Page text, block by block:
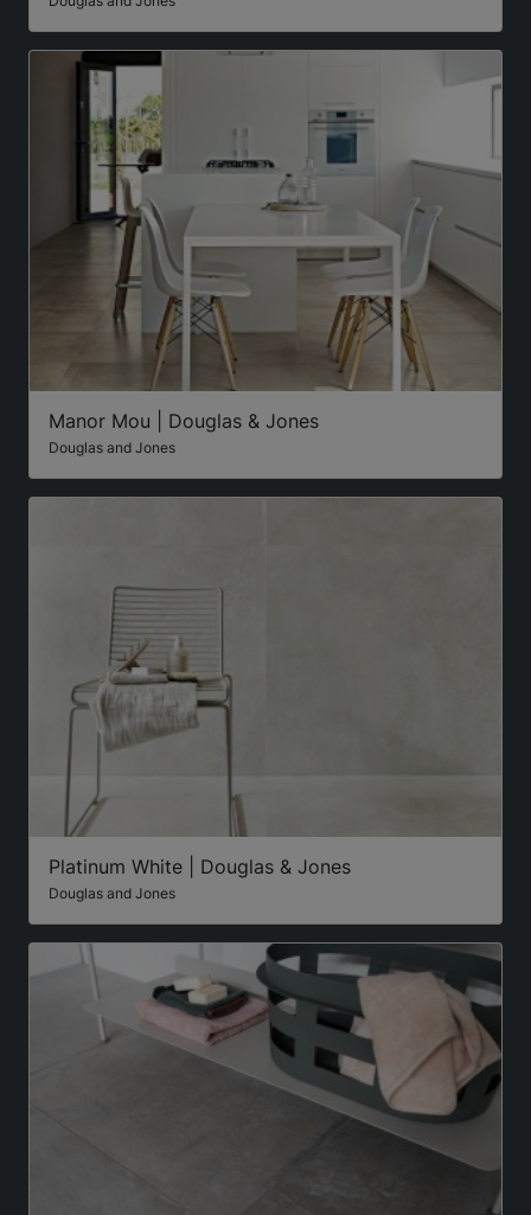
Manor Mou | Douglas & Jones
Douglas and Jones
Platinum White | Douglas & Jones
Douglas and Jones